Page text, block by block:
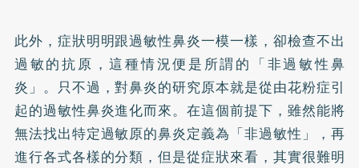
此外，症狀明明跟過敏性鼻炎一模一樣，卻檢查不出
過敏的抗原，這種情況便是所謂的「非過敏性鼻
炎」。只不過，對鼻炎的研究原本就是從由花粉症引
起的過敏性鼻炎進化而來。在這個前提下，雖然能將
無法找出特定過敏原的鼻炎定義為「非過敏性」，再
進行各式各樣的分類，但是從症狀來看，其實很難明